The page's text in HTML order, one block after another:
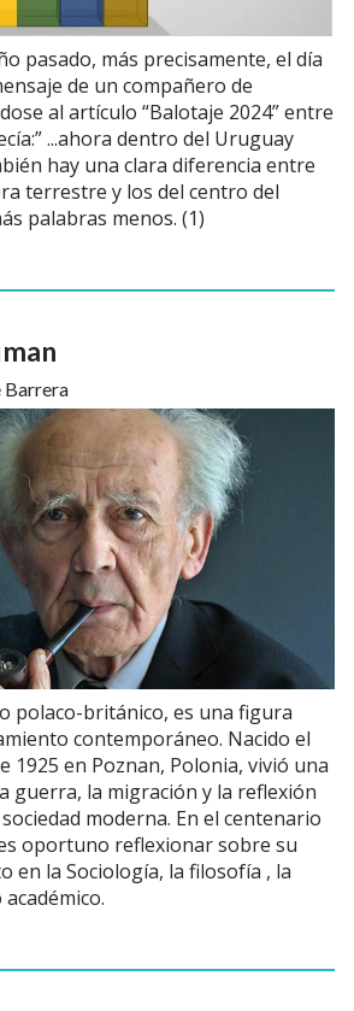
pasado, más precisamente, el día
de un compañero de
al artículo “Balotaje 2024” entre
...ahora dentro del Uruguay
hay una clara diferencia entre
terrestre y los del centro del
palabras menos. (1)
Barrera
polaco-británico, es una figura
contemporáneo. Nacido el
1925 en Poznan, Polonia, vivió una
guerra, la migración y la reflexión
moderna. En el centenario
oportuno reflexionar sobre su
en la Sociología, la filosofía , la